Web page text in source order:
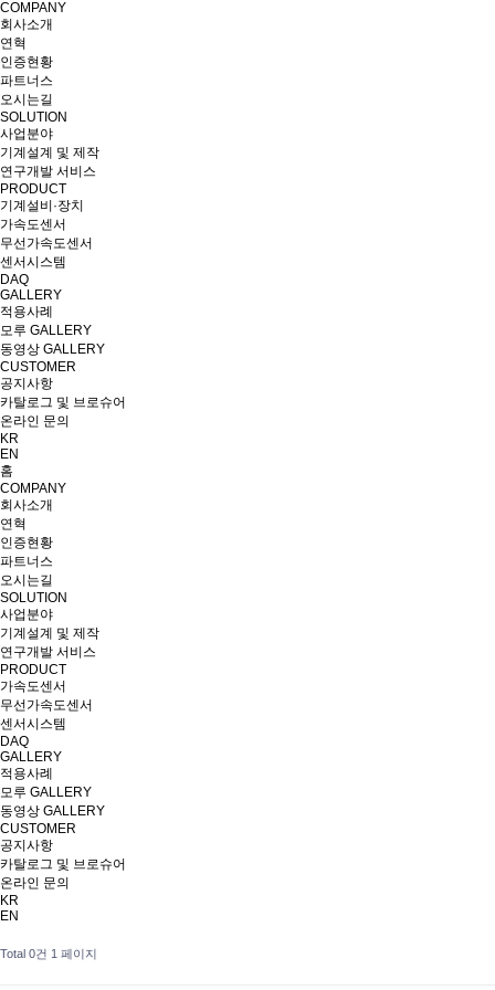
COMPANY
회사소개
연혁
인증현황
파트너스
오시는길
SOLUTION
사업분야
기계설계 및 제작
연구개발 서비스
PRODUCT
기계설비·장치
가속도센서
무선가속도센서
센서시스템
DAQ
GALLERY
적용사례
모루 GALLERY
동영상 GALLERY
CUSTOMER
공지사항
카탈로그 및 브로슈어
온라인 문의
KR
EN
홈
COMPANY
회사소개
연혁
인증현황
파트너스
오시는길
SOLUTION
사업분야
기계설계 및 제작
연구개발 서비스
PRODUCT
가속도센서
무선가속도센서
센서시스템
DAQ
GALLERY
적용사례
모루 GALLERY
동영상 GALLERY
CUSTOMER
공지사항
카탈로그 및 브로슈어
온라인 문의
KR
EN
Total 0건 1 페이지